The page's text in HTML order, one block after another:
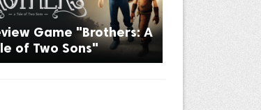
Game "Brothers: A
of Two Sons"